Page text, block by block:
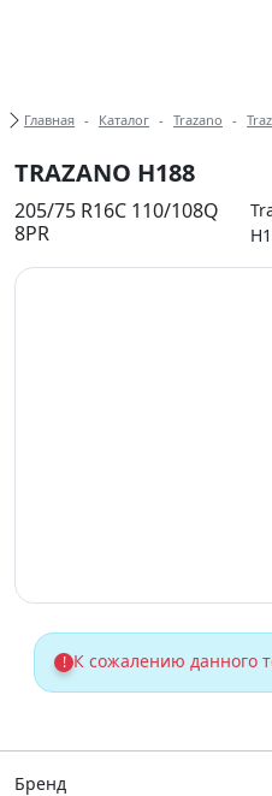
Купить
Хлебные крошки
Главная Каталог Trazano
TRAZANO H188
205/75 R16C 110/108Q
8PR
! К сожалению данного
Бренд